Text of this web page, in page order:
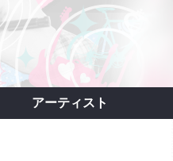
アーティスト